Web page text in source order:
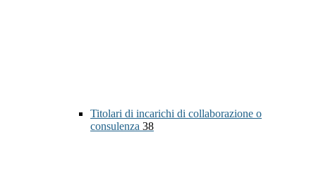
Titolari di incarichi di collaborazione o
consulenza 38